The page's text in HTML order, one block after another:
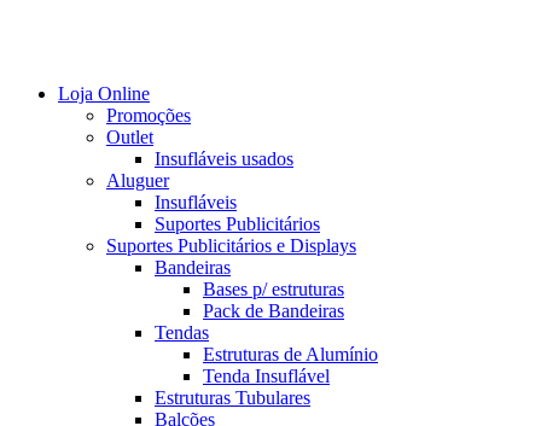
Loja Online
Promoções
Outlet
Insufláveis usados
Aluguer
Insufláveis
Suportes Publicitários
Suportes Publicitários e Displays
Bandeiras
Bases p/ estruturas
Pack de Bandeiras
Tendas
Estruturas de Alumínio
Tenda Insuflável
Estruturas Tubulares
Balcões